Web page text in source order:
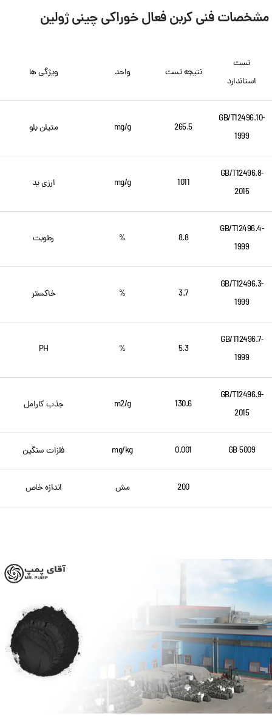
مشخصات فنی کربن فعال خوراکی چینی ژولین
تست
استاندارد
نتیجه تست واحد ویژگی ها
GB/T12496.10-
1999
265.5
mg/g متیلن بلو
GB/T12496.8-
2015
1011
mg/g ارزی ید
GB/T12496.4-
1999
8.8
% رطوبت
GB/T12496.3-
1999
3.7
% خاکستر
GB/T12496.7-
1999
5.3
%
PH
GB/T12496.9-
2015
130.6
m2/g جذب کارامل
GB 5009
0.001
mg/kg فلزات سنگین
200 مش اندازه خاص